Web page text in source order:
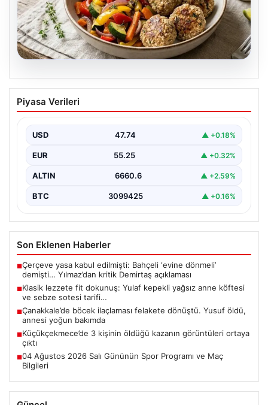
07.08.2026
Klasik lezzete fit dokunuş: Yulaf kepekli
yağsız anne köftesi ve sebze sotesi
{"title": "Klasik Lezzete Fit Dokunuş: Yulaf Kepekli
Piyasa Verileri
USD 47.74 ▲ +0.18%
EUR 55.25 ▲ +0.32%
ALTIN 6660.6 ▲ +2.59%
BTC 3099425 ▲ +0.16%
Son Eklenen Haberler
■Çerçeve yasa kabul edilmişti: Bahçeli ‘evine dönmeli’
demişti… Yılmaz’dan kritik Demirtaş açıklaması
■Klasik lezzete fit dokunuş: Yulaf kepekli yağsız anne köftesi
ve sebze sotesi tarifi…
■Çanakkale’de böcek ilaçlaması felakete dönüştü. Yusuf öldü,
annesi yoğun bakımda
■Küçükçekmece’de 3 kişinin öldüğü kazanın görüntüleri ortaya
çıktı
■04 Ağustos 2026 Salı Gününün Spor Programı ve Maç
Bilgileri